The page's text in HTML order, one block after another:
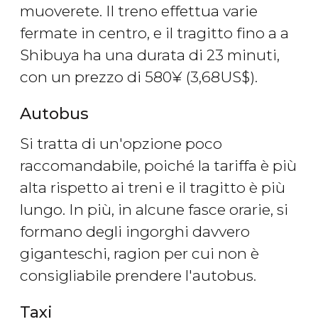
muoverete. Il treno effettua varie
fermate in centro, e il tragitto fino a a
Shibuya ha una durata di 23 minuti,
con un prezzo di 580¥ (3,68US$).
Autobus
Si tratta di un'opzione poco
raccomandabile, poiché la tariffa è più
alta rispetto ai treni e il tragitto è più
lungo. In più, in alcune fasce orarie, si
formano degli ingorghi davvero
giganteschi, ragion per cui non è
consigliabile prendere l'autobus.
Taxi